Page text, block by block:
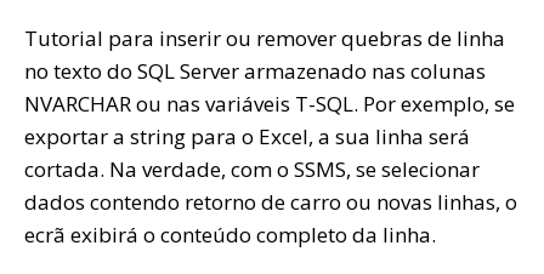
Tutorial para inserir ou remover quebras de linha
no texto do SQL Server armazenado nas colunas
NVARCHAR ou nas variáveis T-SQL. Por exemplo, se
exportar a string para o Excel, a sua linha será
cortada. Na verdade, com o SSMS, se selecionar
dados contendo retorno de carro ou novas linhas, o
ecrã exibirá o conteúdo completo da linha.